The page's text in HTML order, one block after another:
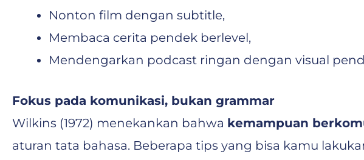
Nonton film dengan subtitle,
Membaca cerita pendek berlevel,
Mendengarkan podcast ringan dengan visual
Fokus pada komunikasi, bukan grammar
Wilkins (1972) menekankan bahwa kemampuan
aturan tata bahasa. Beberapa tips yang bisa kamu